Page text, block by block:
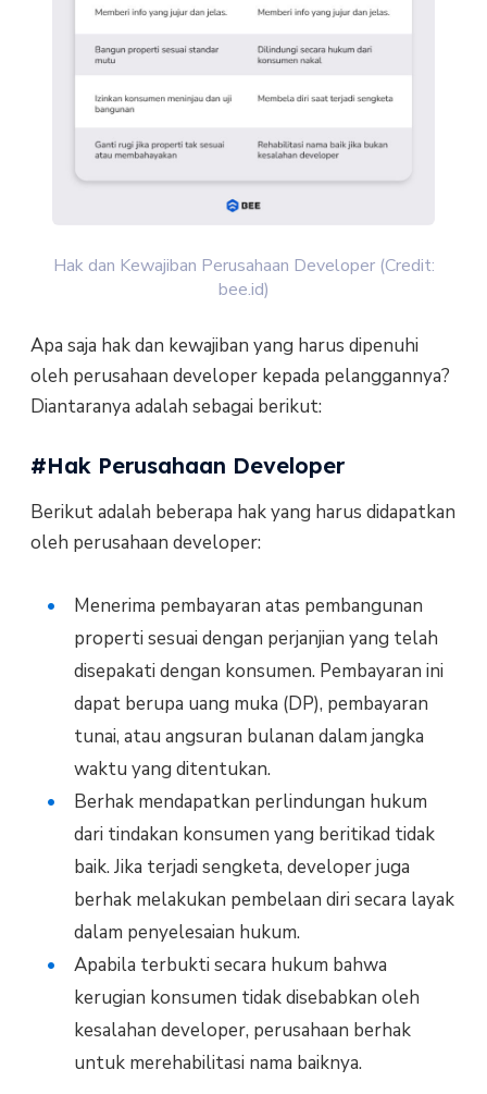
Hak dan Kewajiban Perusahaan Developer (Credit:
bee.id)
Apa saja hak dan kewajiban yang harus dipenuhi
oleh perusahaan developer kepada pelanggannya?
Diantaranya adalah sebagai berikut:
#Hak Perusahaan Developer
Berikut adalah beberapa hak yang harus didapatkan
oleh perusahaan developer:
Menerima pembayaran atas pembangunan
properti sesuai dengan perjanjian yang telah
disepakati dengan konsumen. Pembayaran ini
dapat berupa uang muka (DP), pembayaran
tunai, atau angsuran bulanan dalam jangka
waktu yang ditentukan.
Berhak mendapatkan perlindungan hukum
dari tindakan konsumen yang beritikad tidak
baik. Jika terjadi sengketa, developer juga
berhak melakukan pembelaan diri secara layak
dalam penyelesaian hukum.
Apabila terbukti secara hukum bahwa
kerugian konsumen tidak disebabkan oleh
kesalahan developer, perusahaan berhak
untuk merehabilitasi nama baiknya.